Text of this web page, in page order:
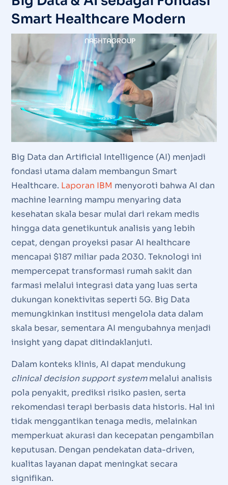
Smart Healthcare Modern
Big Data dan Artificial Intelligence (AI) menjadi
fondasi utama dalam membangun Smart
Healthcare. Laporan IBM menyoroti bahwa AI dan
machine learning mampu menyaring data
kesehatan skala besar mulai dari rekam medis
hingga data genetikuntuk analisis yang lebih
cepat, dengan proyeksi pasar AI healthcare
mencapai $187 miliar pada 2030. Teknologi ini
mempercepat transformasi rumah sakit dan
farmasi melalui integrasi data yang luas serta
dukungan konektivitas seperti 5G. Big Data
memungkinkan institusi mengelola data dalam
skala besar, sementara AI mengubahnya menjadi
insight yang dapat ditindaklanjuti.
Dalam konteks klinis, AI dapat mendukung
clinical decision support systemmelalui analisis
pola penyakit, prediksi risiko pasien, serta
rekomendasi terapi berbasis data historis. Hal ini
tidak menggantikan tenaga medis, melainkan
memperkuat akurasi dan kecepatan pengambilan
keputusan. Dengan pendekatan data-driven,
kualitas layanan dapat meningkat secara
signifikan.